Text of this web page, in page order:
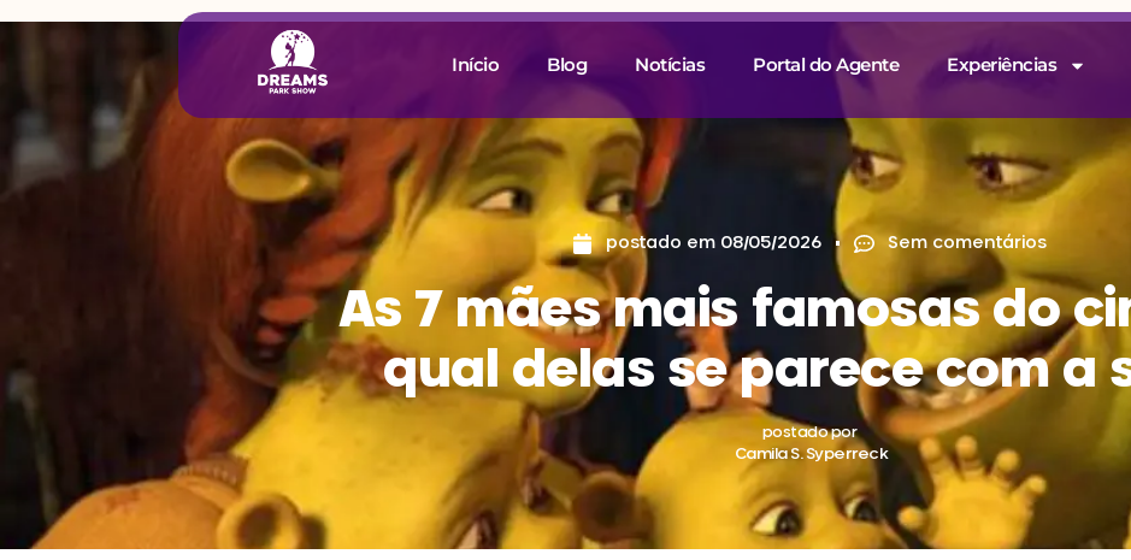
Início Blog Notícias Portal do Agente Experiências
postado em 08/05/2026 Sem comentários
As 7 mães mais famosas do
qual delas se parece com a
postado por
Camila S. Syperreck